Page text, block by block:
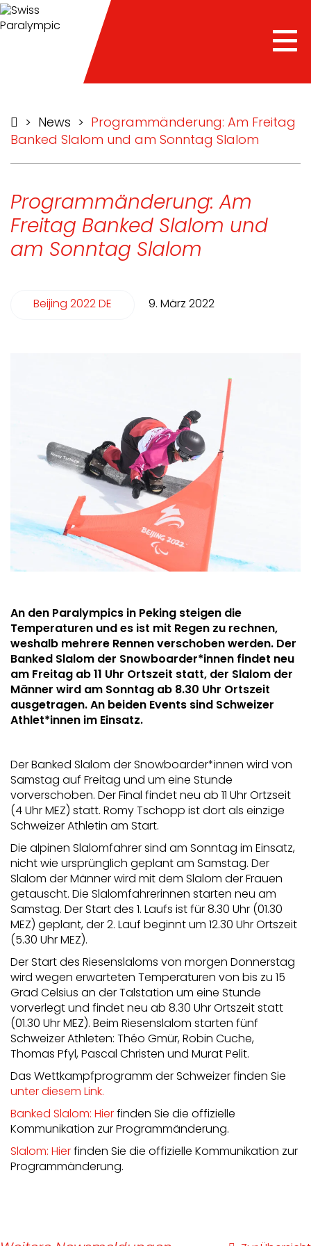
> News >
Programmänderung: Am Freitag
Banked Slalom und am Sonntag Slalom
Programmänderung: Am
Freitag Banked Slalom und
am Sonntag Slalom
Beijing 2022 DE 9. März 2022
An den Paralympics in Peking steigen die
Temperaturen und es ist mit Regen zu rechnen,
weshalb mehrere Rennen verschoben werden. Der
Banked Slalom der Snowboarder*innen findet neu
am Freitag ab 11 Uhr Ortszeit statt, der Slalom der
Männer wird am Sonntag ab 8.30 Uhr Ortszeit
ausgetragen. An beiden Events sind Schweizer
Athlet*innen im Einsatz.
Der Banked Slalom der Snowboarder*innen wird von
Samstag auf Freitag und um eine Stunde
vorverschoben. Der Final findet neu ab 11 Uhr Ortzseit
(4 Uhr MEZ) statt. Romy Tschopp ist dort als einzige
Schweizer Athletin am Start.
Die alpinen Slalomfahrer sind am Sonntag im Einsatz,
nicht wie ursprünglich geplant am Samstag. Der
Slalom der Männer wird mit dem Slalom der Frauen
getauscht. Die Slalomfahrerinnen starten neu am
Samstag. Der Start des 1. Laufs ist für 8.30 Uhr (01.30
MEZ) geplant, der 2. Lauf beginnt um 12.30 Uhr Ortszeit
(5.30 Uhr MEZ).
Der Start des Riesenslaloms von morgen Donnerstag
wird wegen erwarteten Temperaturen von bis zu 15
Grad Celsius an der Talstation um eine Stunde
vorverlegt und findet neu ab 8.30 Uhr Ortszeit statt
(01.30 Uhr MEZ). Beim Riesenslalom starten fünf
Schweizer Athleten: Théo Gmür, Robin Cuche,
Thomas Pfyl, Pascal Christen und Murat Pelit.
Das Wettkampfprogramm der Schweizer finden Sie
unter diesem Link.
Banked Slalom: Hier finden Sie die offizielle
Kommunikation zur Programmänderung.
Slalom: Hier finden Sie die offizielle Kommunikation zur
Programmänderung.